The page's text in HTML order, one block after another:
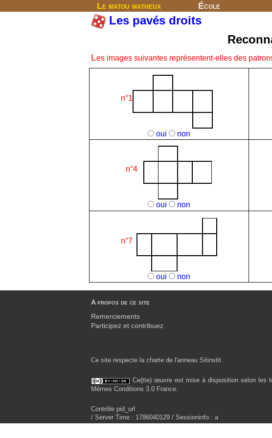
Le matou matheux École
Les pavés droits
Les images suivantes représentent-elles des
n°1
oui non
n°4
oui non
n°7
oui non
A propos de ce site
Remerciements
Participez et contribuez
Ce site respecte la charte de l'anneau Sitinstit.
Ce(tte) œuvre est mise à disposition selon les
Mêmes Conditions 3.0 France.
Contrôle pid_url
/ Server Time : 1786040129 / Sessioninfo : a